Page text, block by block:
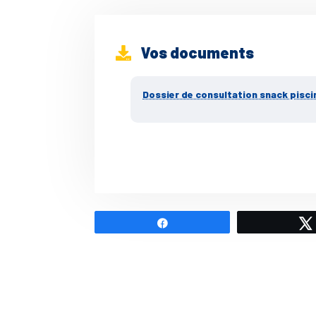
Vos documents
Dossier de consultation snack